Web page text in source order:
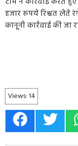
हजार रुपये रिश्वत लेते
कानूनी कार्रवाई की जा
Views:14